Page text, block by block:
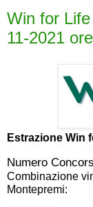
Win for
11-2021
Estrazione Win
Numero
Combinazione
Montepremi: